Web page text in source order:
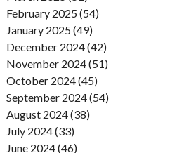
February 2025 (54)
January 2025 (49)
December 2024 (42)
November 2024 (51)
October 2024 (45)
September 2024 (54)
August 2024 (38)
July 2024 (33)
June 2024 (46)